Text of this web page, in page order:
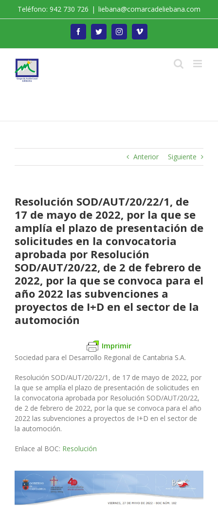
Teléfono: 942 730 726 | liebana@comarcadeliebana.com
FacebookTwitterInstagramVimeo
Anterior Siguiente
Resolución SOD/AUT/20/22/1, de
17 de mayo de 2022, por la que se
amplía el plazo de presentación de
solicitudes en la convocatoria
aprobada por Resolución
SOD/AUT/20/22, de 2 de febrero de
2022, por la que se convoca para el
año 2022 las subvenciones a
proyectos de I+D en el sector de la
automoción
Imprimir
Sociedad para el Desarrollo Regional de Cantabria S.A.
Resolución SOD/AUT/20/22/1, de 17 de mayo de 2022, por
la que se amplía el plazo de presentación de solicitudes en
la convocatoria aprobada por Resolución SOD/AUT/20/22,
de 2 de febrero de 2022, por la que se convoca para el año
2022 las subvenciones a proyectos de I+D en el sector de
la automoción.
Enlace al BOC: Resolución